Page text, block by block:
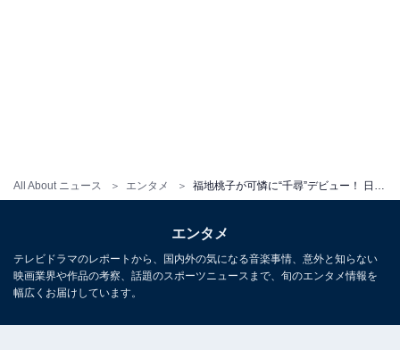
All About ニュース エンタメ 福地桃子が可憐に“千尋”デビュー！ 日英同時上演の舞台『千と千尋の神隠し』は歴史的快挙
エンタメ
テレビドラマのレポートから、国内外の気になる音楽事情、意外と知らない
映画業界や作品の考察、話題のスポーツニュースまで、旬のエンタメ情報を
幅広くお届けしています。